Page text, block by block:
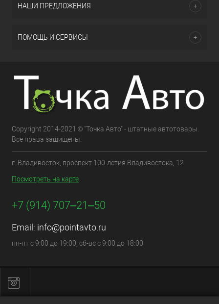
НАШИ ПРЕДЛОЖЕНИЯ
ПОМОЩЬ И СЕРВИСЫ
Copyright 2014-2021 © "Точка Авто" - штатные автотовары.
Все права защищены.
г. Владивосток, проспект 100-летия Владивостока, 12
Посмотреть на карте
+7 (914) 707‒21‒50
Email: info@pointavto.ru
пн-пт с 9:00 до 19:00, сб-вс с 9:00 до 18:00